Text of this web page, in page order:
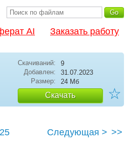
AI Заказать работу
Скачиваний:
9
Добавлен:
31.07.2023
Размер:
24 Мб
Скачать ☆
25 Следующая > >>